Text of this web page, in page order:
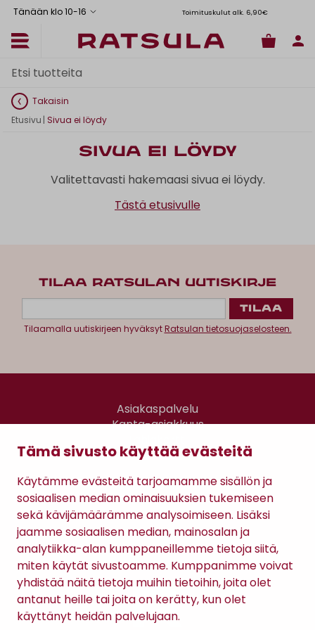
Tämä sivusto käyttää evästeitä
Käytämme evästeitä tarjoamamme sisällön ja
sosiaalisen median ominaisuuksien tukemiseen
sekä kävijämäärämme analysoimiseen. Lisäksi
jaamme sosiaalisen median, mainosalan ja
analytiikka-alan kumppaneillemme tietoja siitä,
miten käytät sivustoamme. Kumppanimme voivat
yhdistää näitä tietoja muihin tietoihin, joita olet
antanut heille tai joita on kerätty, kun olet
käyttänyt heidän palvelujaan.
Tänään klo 10-16 Toimituskulut alk. 6,90€
Takaisin
Etusivu | Sivua ei löydy
Sivua ei löydy
Valitettavasti hakemaasi sivua ei löydy.
Tästä etusivulle
TILAA RATSULAN UUTISKIRJE
Tilaamalla uutiskirjeen hyväksytRatsulan tietosuojaselosteen.
Asiakaspalvelu
Kanta-asiakkuus
Gomee Ratsula Café
Sopimusehdot
Tietosuojaseloste
Maksutavat